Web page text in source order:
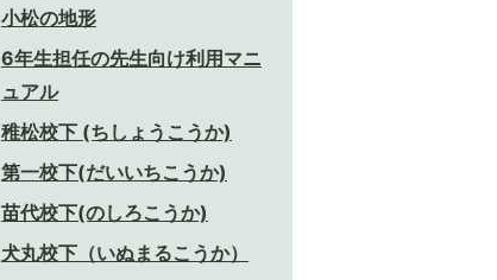
小松の地形
6年生担任の先生向け利用マニ
ュアル
稚松校下 (ちしょうこうか)
第一校下(だいいちこうか)
苗代校下(のしろこうか)
犬丸校下（いぬまるこうか）